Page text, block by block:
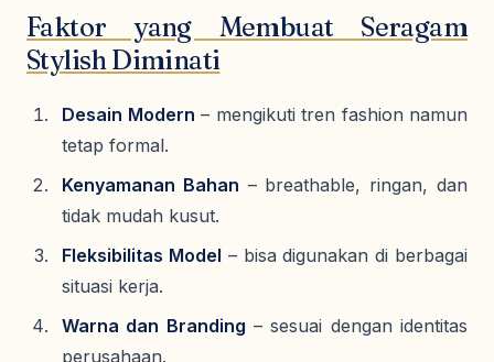
Faktor yang Membuat Seragam
Stylish Diminati
Desain Modern – mengikuti tren fashion namun
tetap formal.
Kenyamanan Bahan – breathable, ringan, dan
tidak mudah kusut.
Fleksibilitas Model – bisa digunakan di berbagai
situasi kerja.
Warna dan Branding – sesuai dengan identitas
perusahaan.